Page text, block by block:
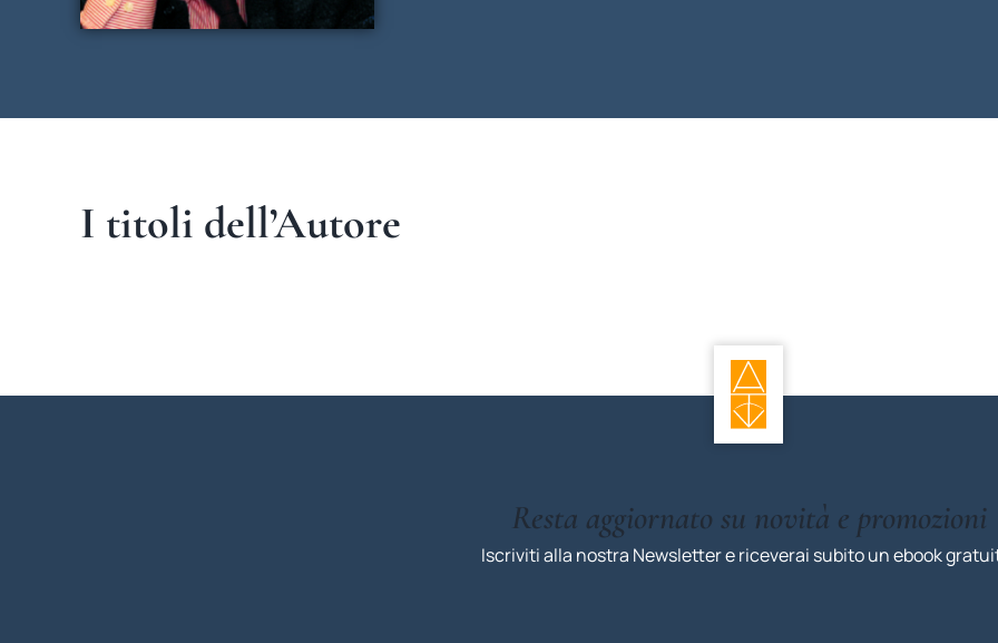
I titoli dell’Autore
Resta aggiornato su novità e promozioni
Iscriviti alla nostra Newsletter e riceverai subito un ebook